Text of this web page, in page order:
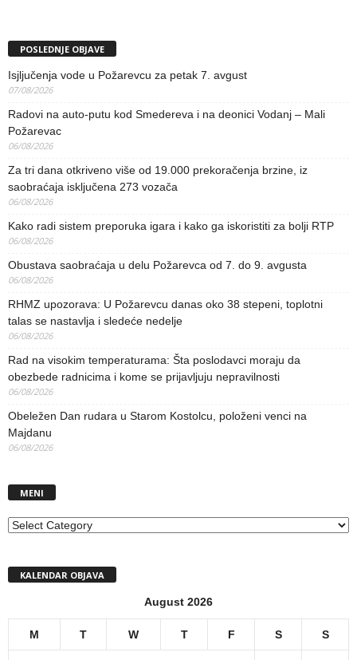
POSLEDNJE OBJAVE
Isjljučenja vode u Požarevcu za petak 7. avgust
07/08/2026
Radovi na auto-putu kod Smedereva i na deonici Vodanj – Mali
Požarevac
06/08/2026
Za tri dana otkriveno više od 19.000 prekoračenja brzine, iz
saobraćaja isključena 273 vozača
06/08/2026
Kako radi sistem preporuka igara i kako ga iskoristiti za bolji RTP
06/08/2026
Obustava saobraćaja u delu Požarevca od 7. do 9. avgusta
06/08/2026
RHMZ upozorava: U Požarevcu danas oko 38 stepeni, toplotni
talas se nastavlja i sledeće nedelje
06/08/2026
Rad na visokim temperaturama: Šta poslodavci moraju da
obezbede radnicima i kome se prijavljuju nepravilnosti
06/08/2026
Obeležen Dan rudara u Starom Kostolcu, položeni venci na
Majdanu
06/08/2026
MENI
MENI
KALENDAR OBJAVA
August 2026
M T W T F S S